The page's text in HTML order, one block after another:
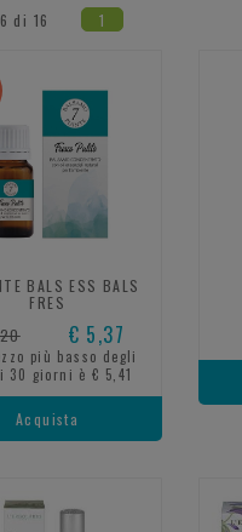
di 16 1
BALS ESS BALS
FRES
€ 5,37
più basso degli
30 giorni è € 5,41
Acquista